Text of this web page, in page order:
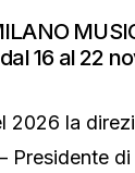
16 al 22
2026 la
Presidente